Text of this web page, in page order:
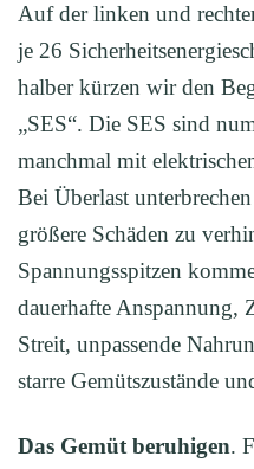
Auf der linken und
je 26
halber kürzen wir den
„SES“. Die SES sind
manchmal mit
Bei Überlast
größere Schäden zu
Spannungsspitzen
dauerhafte Anspannung,
Streit, unpassende
starre Gemütszustände
Das Gemüt beruhigen.